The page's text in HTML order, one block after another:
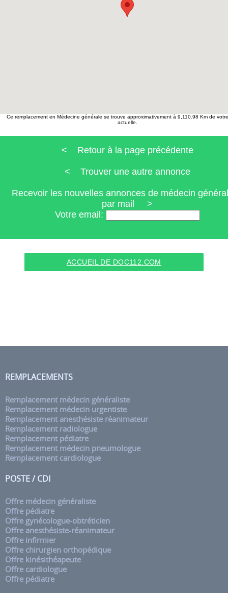
Ce remplacement en Médecine générale se trouve approximativement à 9,110.98 Km de
actuelle.
< Retour à la page précédente
< Trouver une autre annonce
Recevoir les nouvelles annonces de médecin
par mail >
Votre email:
ACCUEIL DE DOC112.COM
REMPLACEMENTS
Remplacement médecin généraliste
Remplacement médecin urgentiste
Remplacement anesthésiste réanimateur
Remplacement radiologue
Remplacement pédiatre
Remplacement médecin pneumologue
Remplacement cardiologue
POSTE / CDI
Offre médecin généraliste
Offre pédiatre
Offre gynécologue-obtréticien
Offre anesthésiste-réanimateur
Offre infirmier
Offre chirurgien orthopédique
Offre kinésithéapeute
Offre cardiologue
Offre pédiatre